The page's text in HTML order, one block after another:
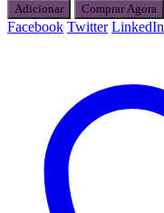
Adicionar
Comprar Agora
Facebook Twitter LinkedIn